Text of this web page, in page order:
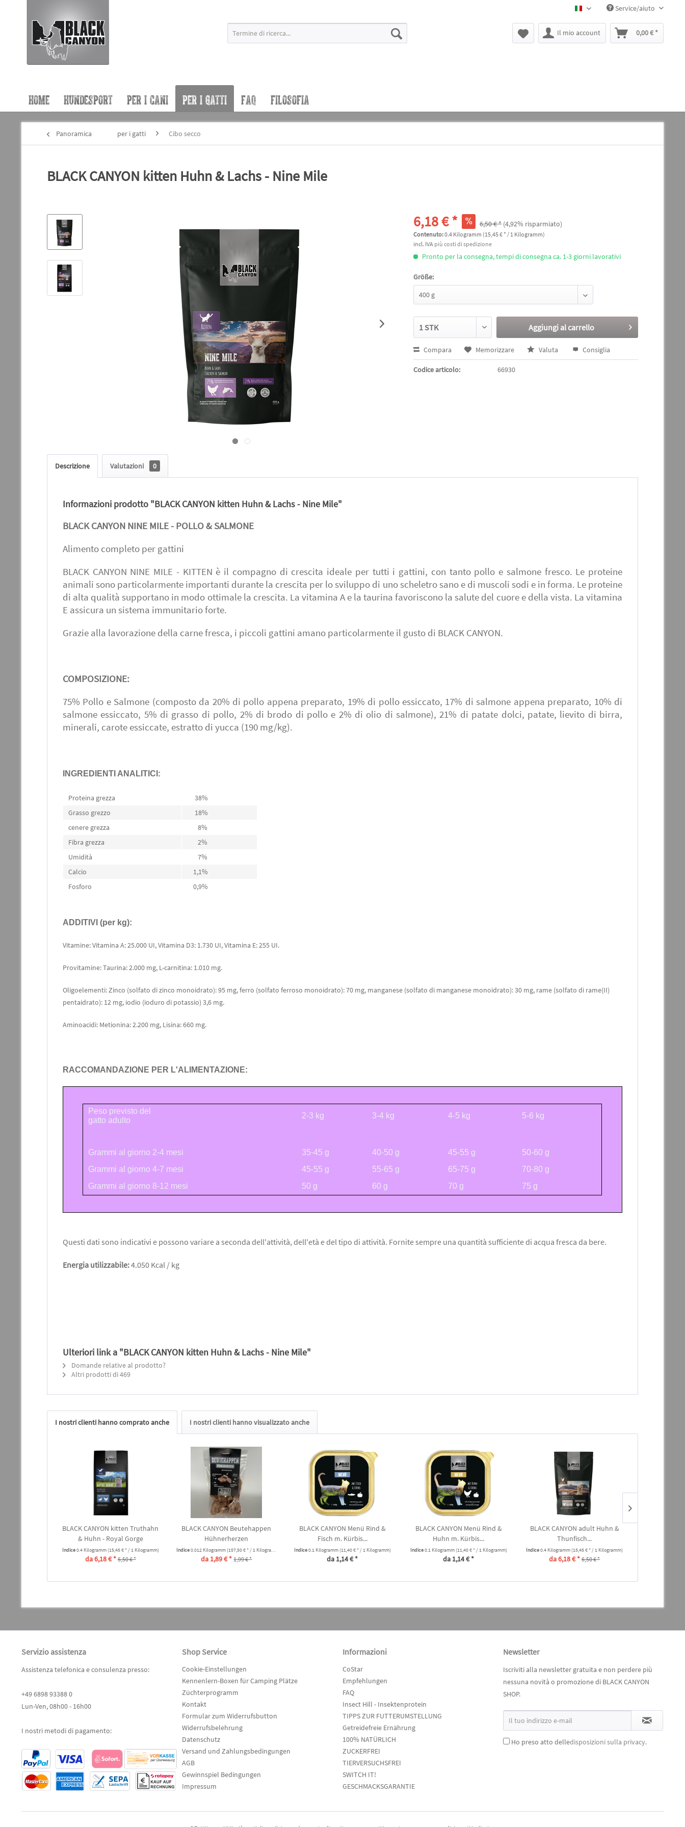
BLACK CANYON IT
Service/aiuto
Il mio account 0,00 € *
HOME HUNDESPORT PER I CANI PER I GATTI FAQ FILOSOFIA
Panoramica per i gatti Cibo secco
BLACK CANYON kitten Huhn & Lachs - Nine Mile
6,18 € * 6,50 € * (4,92% risparmiato)
Contenuto:0.4 Kilogramm (15,45 € * / 1 Kilogramm)
incl. IVA più costi di spedizione
Pronto per la consegna, tempi di consegna ca. 1-3 giorni lavorativi
Größe:
Aggiungi alcarrello
Compara Memorizzare Valuta Consiglia
Codice articolo: 66930
Descrizione Valutazioni 0
Informazioni prodotto "BLACK CANYON kitten Huhn & Lachs - Nine Mile"
BLACK CANYON NINE MILE - POLLO & SALMONE
Alimento completo per gattini
BLACK CANYON NINE MILE - KITTEN è il compagno di crescita ideale per tutti i gattini, con tanto pollo e salmone fresco. Le proteine
animali sono particolarmente importanti durante la crescita per lo sviluppo di uno scheletro sano e di muscoli sodi e in forma. Le proteine
di alta qualità supportano in modo ottimale la crescita. La vitamina A e la taurina favoriscono la salute del cuore e della vista. La vitamina
E assicura un sistema immunitario forte.
Grazie alla lavorazione della carne fresca, i piccoli gattini amano particolarmente il gusto di BLACK CANYON.
COMPOSIZIONE:
75% Pollo e Salmone (composto da 20% di pollo appena preparato, 19% di pollo essiccato, 17% di salmone appena preparato, 10% di
salmone essiccato, 5% di grasso di pollo, 2% di brodo di pollo e 2% di olio di salmone), 21% di patate dolci, patate, lievito di birra,
minerali, carote essiccate, estratto di yucca (190 mg/kg).
INGREDIENTI ANALITICI:
Proteina grezza
38%
Grasso grezzo
18%
cenere grezza
8%
Fibra grezza
2%
Umidità
7%
Calcio
1,1%
Fosforo
0,9%
ADDITIVI (per kg):
Vitamine: Vitamina A: 25.000 UI, Vitamina D3: 1.730 UI, Vitamina E: 255 UI.
Provitamine: Taurina: 2.000 mg, L-carnitina: 1.010 mg.
Oligoelementi: Zinco (solfato di zinco monoidrato): 95 mg, ferro (solfato ferroso monoidrato): 70 mg, manganese (solfato di manganese monoidrato): 30 mg, rame (solfato di rame(II)
pentaidrato): 12 mg, iodio (ioduro di potassio) 3,6 mg.
Aminoacidi: Metionina: 2.200 mg, Lisina: 660 mg.
RACCOMANDAZIONE PER L'ALIMENTAZIONE:
Peso previsto del
gatto adulto
2-3 kg 3-4 kg 4-5 kg 5-6 kg
Grammi al giorno 2-4 mesi 35-45 g 40-50 g 45-55 g
50-60 g
Grammi al giorno 4-7 mesi
45-55 g 55-65 g 65-75 g
70-80 g
Grammi al giorno 8-12 mesi
50 g 60 g 70 g 75 g
Questi dati sono indicativi e possono variare a seconda dell'attività, dell'età e del tipo di attività. Fornite sempre una quantità sufficiente di acqua fresca da bere.
Energia utilizzabile:4.050 Kcal / kg
Ulteriori link a "BLACK CANYON kitten Huhn & Lachs - Nine Mile"
Domande relative al prodotto?
Altri prodotti di 469
I nostri clienti hanno comprato anche I nostri clienti hanno visualizzato anche
BLACK CANYON kitten Truthahn
& Huhn - Royal Gorge
Indice0.4 Kilogramm(15,45 € * / 1 Kilogramm)
da 6,18 € * 6,50 € *
BLACK CANYON Beutehappen
Hühnerherzen
Indice0.012 Kilogramm(157,50 € * / 1 Kilogramm)
da 1,89 € * 1,99 € *
BLACK CANYON Menü Rind &
Fisch m. Kürbis...
Indice0.1 Kilogramm(11,40 € * / 1 Kilogramm)
da 1,14 € *
BLACK CANYON Menü Rind &
Huhn m. Kürbis...
Indice0.1 Kilogramm(11,40 € * / 1 Kilogramm)
da 1,14 € *
BLACK CANYON adult Huhn &
Thunfisch...
Indice0.4 Kilogramm(15,45 € * / 1 Kilogramm)
da 6,18 € * 6,50 € *
Servizio assistenza
Assistenza telefonica e consulenza presso:
+49 6898 93388 0
Lun-Ven, 08h00 - 16h00
I nostri metodi di pagamento:
Shop Service
Cookie-Einstellungen
Kennenlern-Boxen für Camping Plätze
Züchterprogramm
Kontakt
Formular zum Widerrufsbutton
Widerrufsbelehrung
Datenschutz
Versand und Zahlungsbedingungen
AGB
Gewinnspiel Bedingungen
Impressum
Informazioni
CoStar
Empfehlungen
FAQ
Insect Hill - Insektenprotein
TIPPS ZUR FUTTERUMSTELLUNG
Getreidefreie Ernährung
100% NATÜRLICH
ZUCKERFREI
TIERVERSUCHSFREI
SWITCH IT!
GESCHMACKSGARANTIE
Newsletter
Iscriviti alla newsletter gratuita e non perdere più
nessuna novità o promozione di BLACK CANYON
SHOP.
Ho preso atto delledisposizioni sulla privacy.